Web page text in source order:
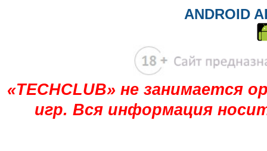
ANDROID
«TECHCLUB» не занимается
игр. Вся информация